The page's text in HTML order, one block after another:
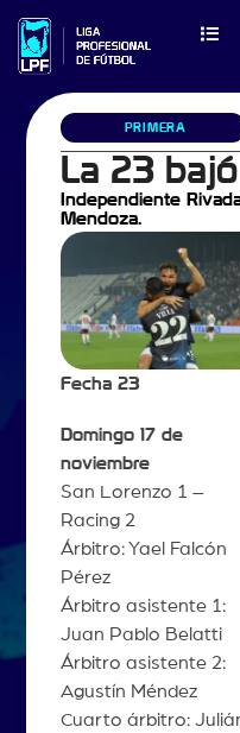
PRIMERA
La 23
Independiente
Mendoza.
Fecha 23
Domingo 17 de
noviembre
San Lorenzo 1 –
Racing 2
Árbitro: Yael Falcón
Pérez
Árbitro asistente 1:
Juan Pablo Belatti
Árbitro asistente 2:
Agustín Méndez
Cuarto árbitro: